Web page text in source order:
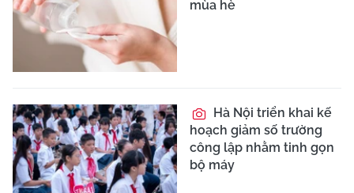
mùa hè
Hà Nội triển khai kế
hoạch giảm số trường
công lập nhằm tinh gọn
bộ máy